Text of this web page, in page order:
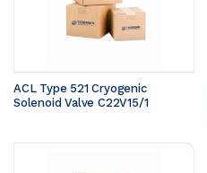
ACL Type 521 Cryogenic
Solenoid Valve C22V15/1